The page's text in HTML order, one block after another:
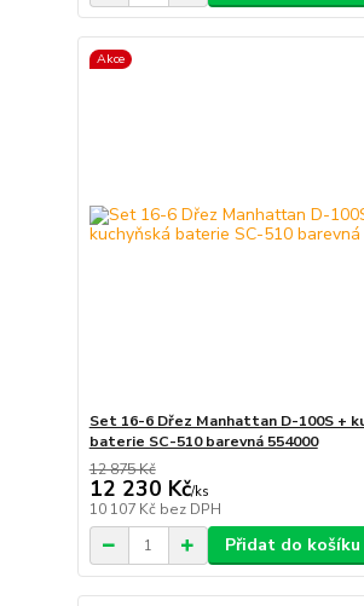
Akce
Set 16-6 Dřez Manhattan D-100S +
baterie SC-510 barevná 554000
12 875 Kč
12 230 Kč/ks
10 107 Kč bez DPH
Přidat do košíku